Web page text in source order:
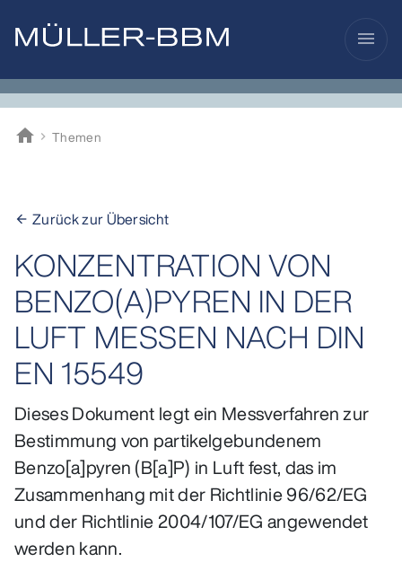
menu
home
Müller-BBM
Themen
arrow_back Zurück zur Übersicht
KONZENTRATION VON
BENZO(A)PYREN IN DER
LUFT MESSEN NACH DIN
EN 15549
Dieses Dokument legt ein Messverfahren zur
Bestimmung von partikelgebundenem
Benzo[a]pyren (B[a]P) in Luft fest, das im
Zusammenhang mit der Richtlinie 96/62/EG
und der Richtlinie 2004/107/EG angewendet
werden kann.